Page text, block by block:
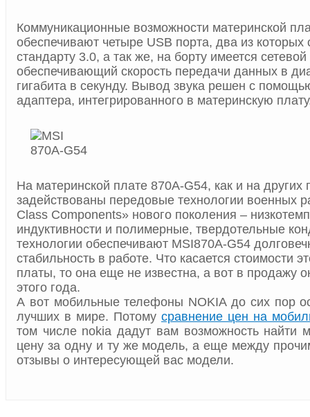
Коммуникационные возможности материнской
обеспечивают четыре USB порта, два из которых
стандарту 3.0, а так же, на борту имеется
обеспечивающий скорость передачи данных в
гигабита в секунду. Вывод звука решен с
адаптера, интегрированного в материнскую
На материнской плате 870A-G54, как и на других
задействованы передовые технологии военных
Class Components» нового поколения –
индуктивности и полимерные, твердотельные
технологии обеспечивают MSI870A-G54
стабильность в работе. Что касается стоимости
платы, то она еще не известна, а вот в продажу
этого года.
А вот мобильные телефоны NOKIA до сих пор
лучших в мире. Потому сравнение цен на
том числе nokia дадут вам возможность найти
цену за одну и ту же модель, а еще между
отзывы о интересующей вас модели.